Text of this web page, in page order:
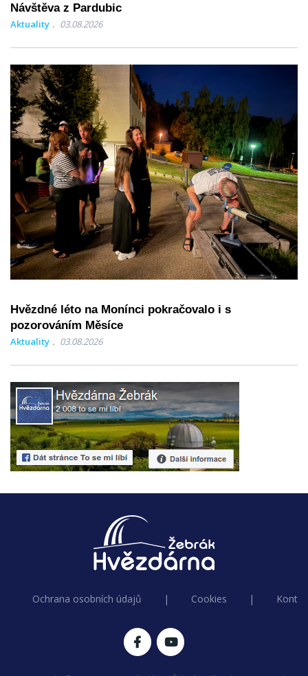
Návštěva z Pardubic
Aktuality 03.08.2026
Hvězdné léto na Monínci pokračovalo i s
pozorováním Měsíce
Aktuality 03.08.2026
Ochrana osobních údajů | Cookies |